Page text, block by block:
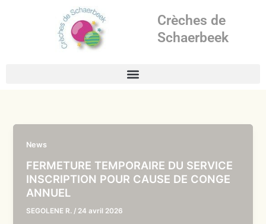
Crèches de
Schaerbeek
News
FERMETURE TEMPORAIRE DU SERVICE
INSCRIPTION POUR CAUSE DE CONGE
ANNUEL
SEGOLENE R. / 24 avril 2026